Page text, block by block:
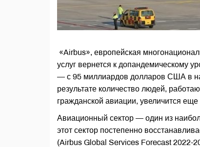
«Airbus», европейская
услуг вернется к допандемическому
— с 95 миллиардов долларов США в
результате количество людей,
гражданской авиации, увеличится
Авиационный сектор — один из
этот сектор постепенно
(Airbus Global Services Forecast 2022-